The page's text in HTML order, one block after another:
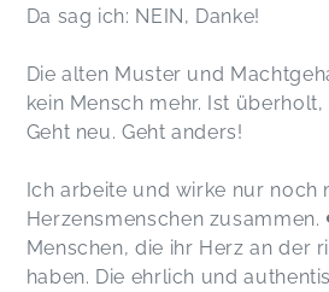
Da sag ich: NEIN, Danke!
Die alten Muster und
kein Mensch mehr. Ist überholt,
Geht neu. Geht anders!
Ich arbeite und wirke nur noch
Herzensmenschen
Menschen, die ihr Herz an der
haben. Die ehrlich und